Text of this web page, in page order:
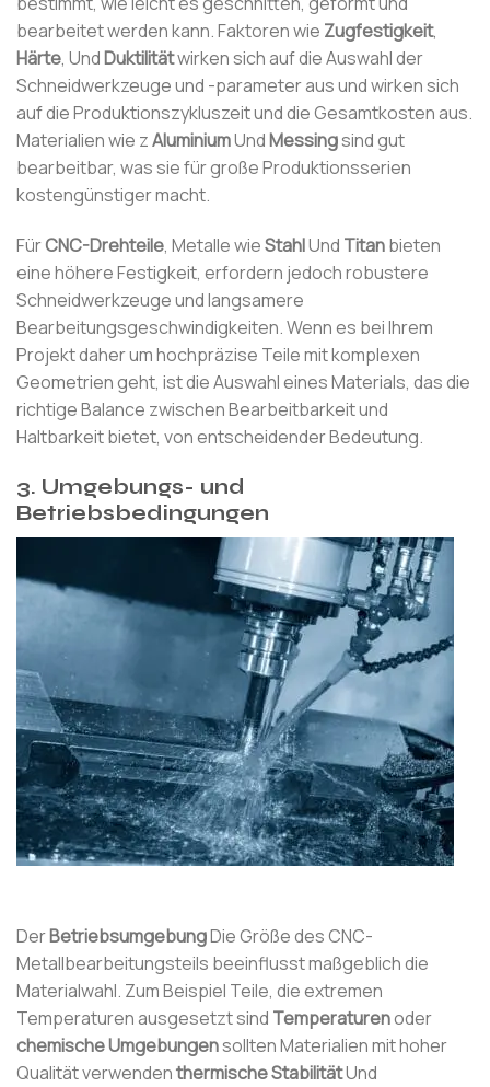
bearbeitet werden kann. Faktoren wie Zugfestigkeit,
Härte, UndDuktilitätwirken sich auf die Auswahl der
Schneidwerkzeuge und -parameter aus und wirken sich
auf die Produktionszykluszeit und die Gesamtkosten aus.
Materialien wie zAluminiumUndMessingsind gut
bearbeitbar, was sie für große Produktionsserien
kostengünstiger macht.
FürCNC-Drehteile, Metalle wieStahlUnd Titanbieten
eine höhere Festigkeit, erfordern jedoch robustere
Schneidwerkzeuge und langsamere
Bearbeitungsgeschwindigkeiten. Wenn es bei Ihrem
Projekt daher um hochpräzise Teile mit komplexen
Geometrien geht, ist die Auswahl eines Materials, das die
richtige Balance zwischen Bearbeitbarkeit und
Haltbarkeit bietet, von entscheidender Bedeutung.
3. Umgebungs- und
Betriebsbedingungen
DerBetriebsumgebungDie Größe des CNC-
Metallbearbeitungsteils beeinflusst maßgeblich die
Materialwahl. Zum Beispiel Teile, die extremen
Temperaturen ausgesetzt sind Temperaturenoder
chemische Umgebungensollten Materialien mit hoher
Qualität verwendenthermische StabilitätUnd